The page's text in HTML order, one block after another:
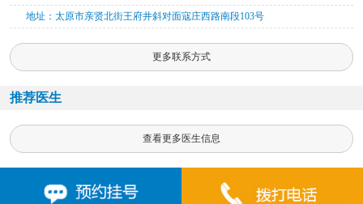
地址：太原市亲贤北街王府井斜对面寇庄西路南段103号
更多联系方式
推荐医生
查看更多医生信息